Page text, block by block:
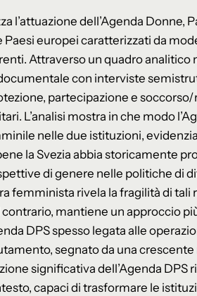
l’attuazione dell’Agenda Donne,
Paesi europei caratterizzati da
Attraverso un quadro analitico
con interviste
partecipazione e
L’analisi mostra in che modo
nelle due istituzioni,
la Svezia abbia storicamente
di genere nelle politiche di
femminista rivela la fragilità di
contrario, mantiene un approccio
DPS spesso legata alle
segnato da una
significativa dell’Agenda
capaci di trasformare le